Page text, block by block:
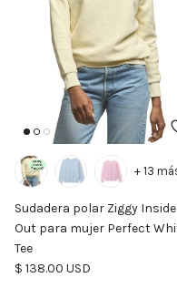
Sudadera polar Ziggy Inside
Out para mujer Perfect
Tee
Precio normal
$ 138.00 USD
+ 13